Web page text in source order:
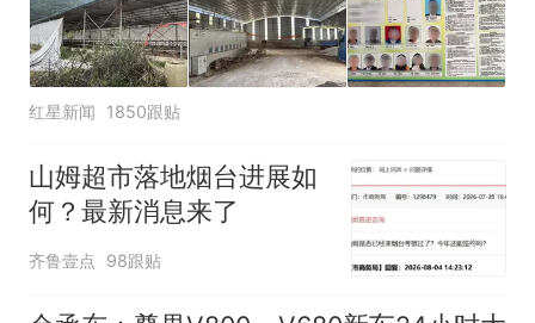
红星新闻 1850跟贴
山姆超市落地烟台进展如
何？最新消息来了
齐鲁壹点 98跟贴